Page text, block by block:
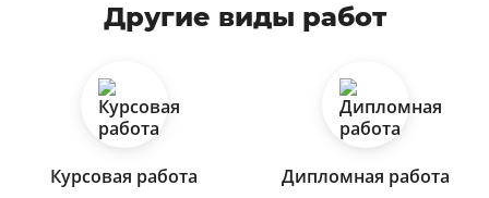
Другие виды работ
Курсовая работа Дипломная работа